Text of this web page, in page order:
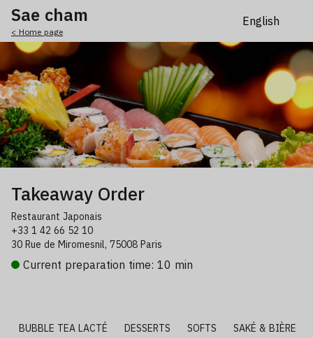
Sae cham
< Home page
Takeaway Order
Restaurant Japonais
+33 1 42 66 52 10
30 Rue de Miromesnil, 75008 Paris
Current preparation time: 10 min
BUBBLE TEA LACTÉ DESSERTS SOFTS SAKÉ & BIÈRE